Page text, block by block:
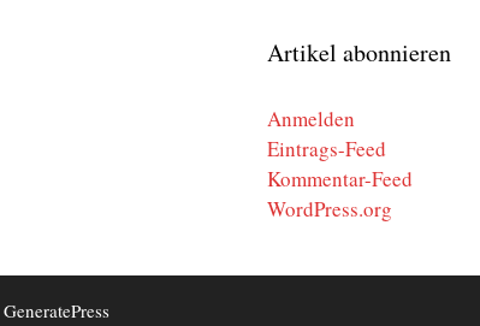
Artikel abonnieren
Anmelden
Eintrags-Feed
Kommentar-Feed
WordPress.org
GeneratePress